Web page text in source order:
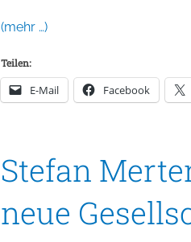
(mehr …)
Teilen:
E-Mail Facebook
Stefan
neue